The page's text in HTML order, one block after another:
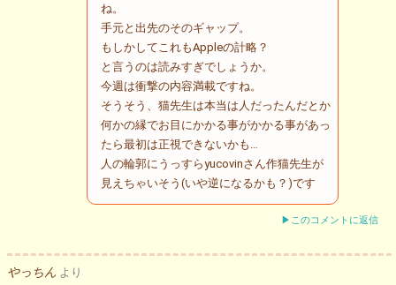
ね。
手元と出先のそのギャップ。
もしかしてこれもAppleの計略？
と言うのは読みすぎでしょうか。
今週は衝撃の内容満載ですね。
そうそう、猫先生は本当は人だったんだとか
何かの縁でお目にかかる事がかかる事があっ
たら最初は正視できないかも…
人の輪郭にうっすらyucovinさん作猫先生が
見えちゃいそう(いや逆になるかも？)です
▶このコメントに返信
やっちん より